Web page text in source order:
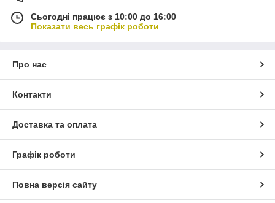
Сьогодні працює з 10:00 до 16:00
Показати весь графік роботи
Про нас
Контакти
Доставка та оплата
Графік роботи
Повна версія сайту